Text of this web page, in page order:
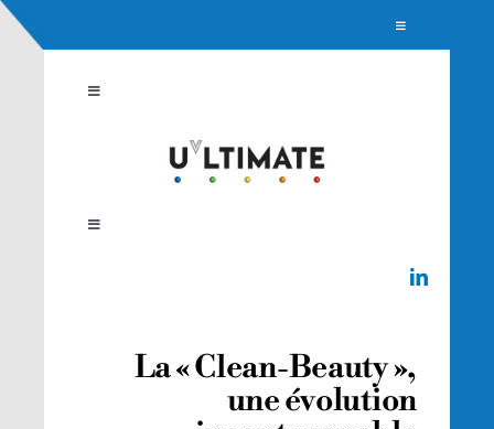
Passer
contenu
Toggle
Navigation
NOUS REJOINDRE
Toggle
NOTRE SOLUTION
Toggle
La « Clean-Beauty »,
une évolution